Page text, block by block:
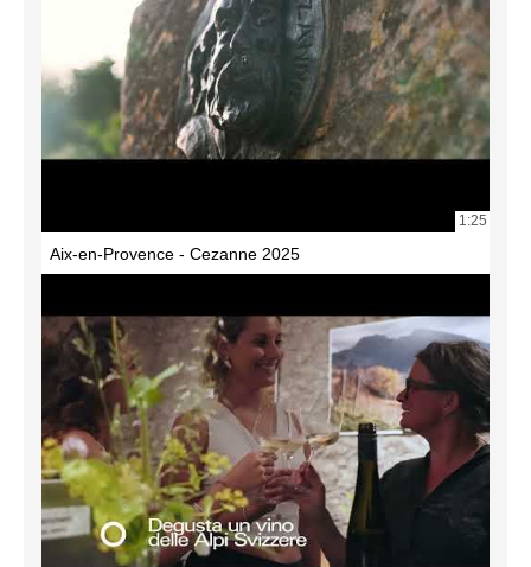
1:25
Aix-en-Provence - Cezanne 2025